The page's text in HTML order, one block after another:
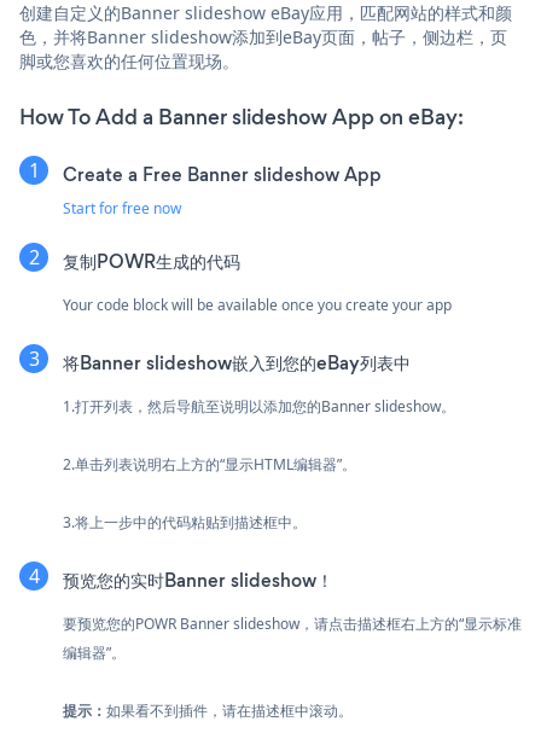
创建自定义的Banner slideshow eBay应用，匹配网站的样式和颜
色，并将Banner slideshow添加到eBay页面，帖子，侧边栏，页
脚或您喜欢的任何位置现场。
How To Add a Banner slideshow App on eBay:
Create a Free Banner slideshow App
Start for free now
复制POWR生成的代码
Your code block will be available once you create your app
将Banner slideshow嵌入到您的eBay列表中
1.打开列表，然后导航至说明以添加您的Banner slideshow。
2.单击列表说明右上方的“显示HTML编辑器”。
3.将上一步中的代码粘贴到描述框中。
预览您的实时Banner slideshow！
要预览您的POWR Banner slideshow，请点击描述框右上方的“显示标准
编辑器”。
提示： 如果看不到插件，请在描述框中滚动。